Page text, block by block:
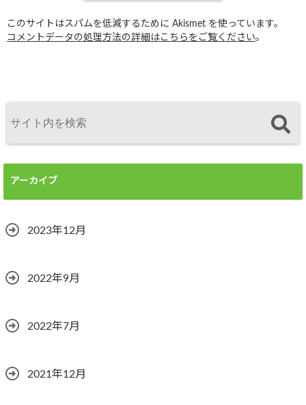
このサイトはスパムを低減するために Akismet を使っています。
コメントデータの処理方法の詳細はこちらをご覧ください。
アーカイブ
2023年12月
2022年9月
2022年7月
2021年12月